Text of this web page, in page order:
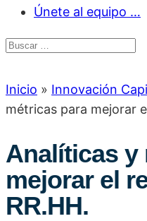
Únete al equipo …
Inicio » Innovación
métricas para mejorar
Analíticas y
mejorar el
RR.HH.